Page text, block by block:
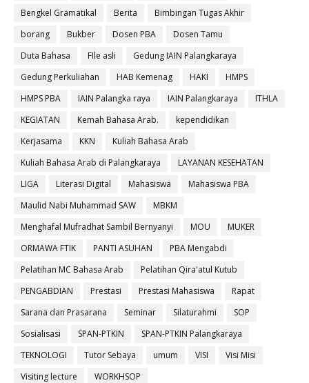
Bengkel Gramatikal
Berita
Bimbingan Tugas Akhir
borang
Bukber Dosen PBA
Dosen Tamu
Duta Bahasa
FIle asli
Gedung IAIN Palangkaraya
Gedung Perkuliahan
HAB Kemenag HAKI
HMPS
HMPS PBA
IAIN Palangka raya IAIN Palangkaraya
ITHLA
KEGIATAN
Kemah Bahasa Arab.
kependidikan
Kerjasama
KKN
Kuliah Bahasa Arab
Kuliah Bahasa Arab di Palangkaraya
LAYANAN KESEHATAN
LIGA
Literasi Digital Mahasiswa
Mahasiswa PBA
Maulid Nabi Muhammad SAW
MBKM
Menghafal Mufradhat Sambil Bernyanyi
MOU
MUKER
ORMAWA FTIK
PANTI ASUHAN
PBA Mengabdi
Pelatihan MC Bahasa Arab
Pelatihan Qira'atul Kutub
PENGABDIAN
Prestasi Prestasi Mahasiswa
Rapat
Sarana dan Prasarana
Seminar Silaturahmi
SOP
Sosialisasi
SPAN-PTKIN
SPAN-PTKIN Palangkaraya
TEKNOLOGI
Tutor Sebaya umum VISI
Visi Misi
Visiting lecture
WORKHSOP